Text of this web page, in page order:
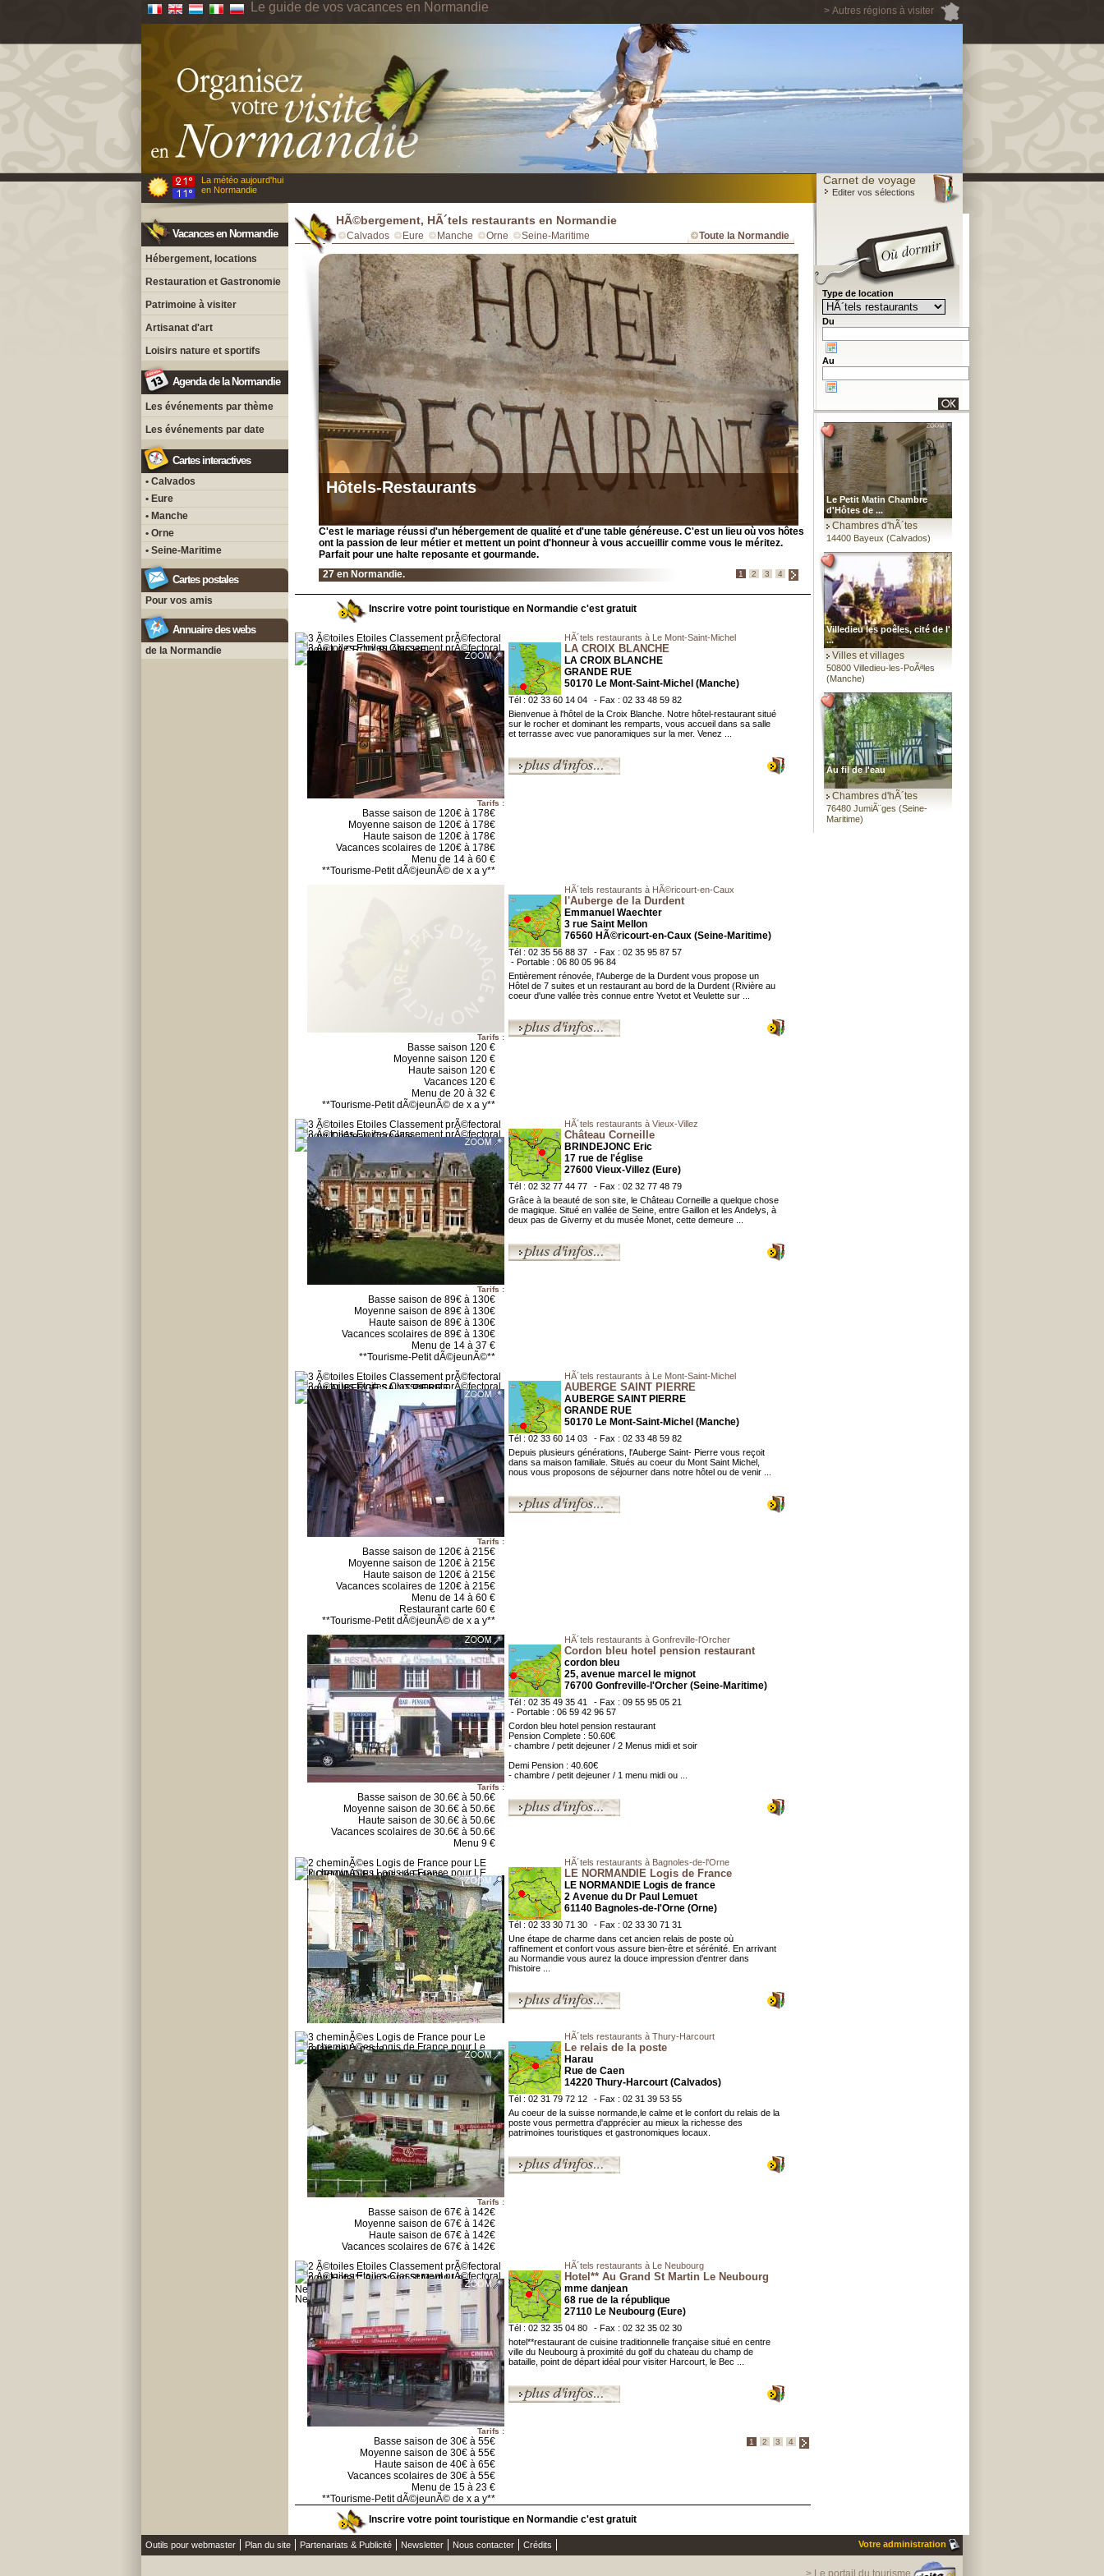
> Autres régions à visiter
Le guide de vos vacances en Normandie
La météo aujourd'hui
en Normandie
Carnet de voyage
Editer vos sélections
Vacances en Normandie
Hébergement, locations
Restauration et Gastronomie
Patrimoine à visiter
Artisanat d'art
Loisirs nature et sportifs
Agenda de la Normandie
Les événements par thème
Les événements par date
Cartes interactives
• Calvados
• Eure
• Manche
• Orne
• Seine-Maritime
Cartes postales
Pour vos amis
Annuaire des webs
de la Normandie
HÃ©bergement, HÃ´tels restaurants en Normandie
Calvados Eure Manche Orne Seine-Maritime Toute la Normandie
Hôtels-Restaurants
C'est le mariage réussi d'un hébergement de qualité et d'une table généreuse. C'est un lieu où vos hôtes
ont la passion de leur métier et mettent un point d'honneur à vous accueillir comme vous le méritez.
Parfait pour une halte reposante et gourmande.
27 en Normandie.
1 2 3 4
Inscrire votre point touristique en Normandie c'est gratuit
Tarifs :
Basse saison de 120€ à 178€
Moyenne saison de 120€ à 178€
Haute saison de 120€ à 178€
Vacances scolaires de 120€ à 178€
Menu de 14 à 60 €
**Tourisme-Petit dÃ©jeunÃ© de x a y**
HÃ´tels restaurants à Le Mont-Saint-Michel
LA CROIX BLANCHE
LA CROIX BLANCHE
GRANDE RUE
50170 Le Mont-Saint-Michel (Manche)
Tél : 02 33 60 14 04
- Fax : 02 33 48 59 82
Bienvenue à l'hôtel de la Croix Blanche. Notre hôtel-restaurant situé
sur le rocher et dominant les remparts, vous accueil dans sa salle
et terrasse avec vue panoramiques sur la mer. Venez ...
Tarifs :
Basse saison 120 €
Moyenne saison 120 €
Haute saison 120 €
Vacances 120 €
Menu de 20 à 32 €
**Tourisme-Petit dÃ©jeunÃ© de x a y**
HÃ´tels restaurants à HÃ©ricourt-en-Caux
l'Auberge de la Durdent
Emmanuel Waechter
3 rue Saint Mellon
76560 HÃ©ricourt-en-Caux (Seine-Maritime)
Tél : 02 35 56 88 37
- Fax : 02 35 95 87 57
- Portable : 06 80 05 96 84
Entièrement rénovée, l'Auberge de la Durdent vous propose un
Hôtel de 7 suites et un restaurant au bord de la Durdent (Rivière au
coeur d'une vallée très connue entre Yvetot et Veulette sur ...
Tarifs :
Basse saison de 89€ à 130€
Moyenne saison de 89€ à 130€
Haute saison de 89€ à 130€
Vacances scolaires de 89€ à 130€
Menu de 14 à 37 €
**Tourisme-Petit dÃ©jeunÃ©**
HÃ´tels restaurants à Vieux-Villez
Château Corneille
BRINDEJONC Eric
17 rue de l'église
27600 Vieux-Villez (Eure)
Tél : 02 32 77 44 77
- Fax : 02 32 77 48 79
Grâce à la beauté de son site, le Château Corneille a quelque chose
de magique. Situé en vallée de Seine, entre Gaillon et les Andelys, à
deux pas de Giverny et du musée Monet, cette demeure ...
Tarifs :
Basse saison de 120€ à 215€
Moyenne saison de 120€ à 215€
Haute saison de 120€ à 215€
Vacances scolaires de 120€ à 215€
Menu de 14 à 60 €
Restaurant carte 60 €
**Tourisme-Petit dÃ©jeunÃ© de x a y**
HÃ´tels restaurants à Le Mont-Saint-Michel
AUBERGE SAINT PIERRE
AUBERGE SAINT PIERRE
GRANDE RUE
50170 Le Mont-Saint-Michel (Manche)
Tél : 02 33 60 14 03
- Fax : 02 33 48 59 82
Depuis plusieurs générations, l'Auberge Saint- Pierre vous reçoit
dans sa maison familiale. Situés au coeur du Mont Saint Michel,
nous vous proposons de séjourner dans notre hôtel ou de venir ...
Tarifs :
Basse saison de 30.6€ à 50.6€
Moyenne saison de 30.6€ à 50.6€
Haute saison de 30.6€ à 50.6€
Vacances scolaires de 30.6€ à 50.6€
Menu 9 €
HÃ´tels restaurants à Gonfreville-l'Orcher
Cordon bleu hotel pension restaurant
cordon bleu
25, avenue marcel le mignot
76700 Gonfreville-l'Orcher (Seine-Maritime)
Tél : 02 35 49 35 41
- Fax : 09 55 95 05 21
- Portable : 06 59 42 96 57
Cordon bleu hotel pension restaurant
Pension Complete : 50.60€
- chambre / petit dejeuner / 2 Menus midi et soir
Demi Pension : 40.60€
- chambre / petit dejeuner / 1 menu midi ou ...
HÃ´tels restaurants à Bagnoles-de-l'Orne
LE NORMANDIE Logis de France
LE NORMANDIE Logis de france
2 Avenue du Dr Paul Lemuet
61140 Bagnoles-de-l'Orne (Orne)
Tél : 02 33 30 71 30
- Fax : 02 33 30 71 31
Une étape de charme dans cet ancien relais de poste où
raffinement et confort vous assure bien-être et sérénité. En arrivant
au Normandie vous aurez la douce impression d'entrer dans
l'histoire ...
Tarifs :
Basse saison de 67€ à 142€
Moyenne saison de 67€ à 142€
Haute saison de 67€ à 142€
Vacances scolaires de 67€ à 142€
HÃ´tels restaurants à Thury-Harcourt
Le relais de la poste
Harau
Rue de Caen
14220 Thury-Harcourt (Calvados)
Tél : 02 31 79 72 12
- Fax : 02 31 39 53 55
Au coeur de la suisse normande,le calme et le confort du relais de la
poste vous permettra d'apprécier au mieux la richesse des
patrimoines touristiques et gastronomiques locaux.
Tarifs :
Basse saison de 30€ à 55€
Moyenne saison de 30€ à 55€
Haute saison de 40€ à 65€
Vacances scolaires de 30€ à 55€
Menu de 15 à 23 €
**Tourisme-Petit dÃ©jeunÃ© de x a y**
HÃ´tels restaurants à Le Neubourg
Hotel** Au Grand St Martin Le Neubourg
mme danjean
68 rue de la république
27110 Le Neubourg (Eure)
Tél : 02 32 35 04 80
- Fax : 02 32 35 02 30
hotel**restaurant de cuisine traditionnelle française situé en centre
ville du Neubourg à proximité du golf du chateau du champ de
bataille, point de départ idéal pour visiter Harcourt, le Bec ...
1 2 3 4
Inscrire votre point touristique en Normandie c'est gratuit
Type de location
Du
Au
Le Petit Matin Chambre
d'Hôtes de ...
Chambres d'hÃ´tes
14400 Bayeux (Calvados)
Villedieu les poêles, cité de l'
...
Villes et villages
50800 Villedieu-les-PoÃªles
(Manche)
Au fil de l'eau
Chambres d'hÃ´tes
76480 JumiÃ¨ges (Seine-
Maritime)
Outils pour webmaster Plan du site Partenariats & Publicité Newsletter Nous contacter Crédits Votre administration
> Le portail du tourisme